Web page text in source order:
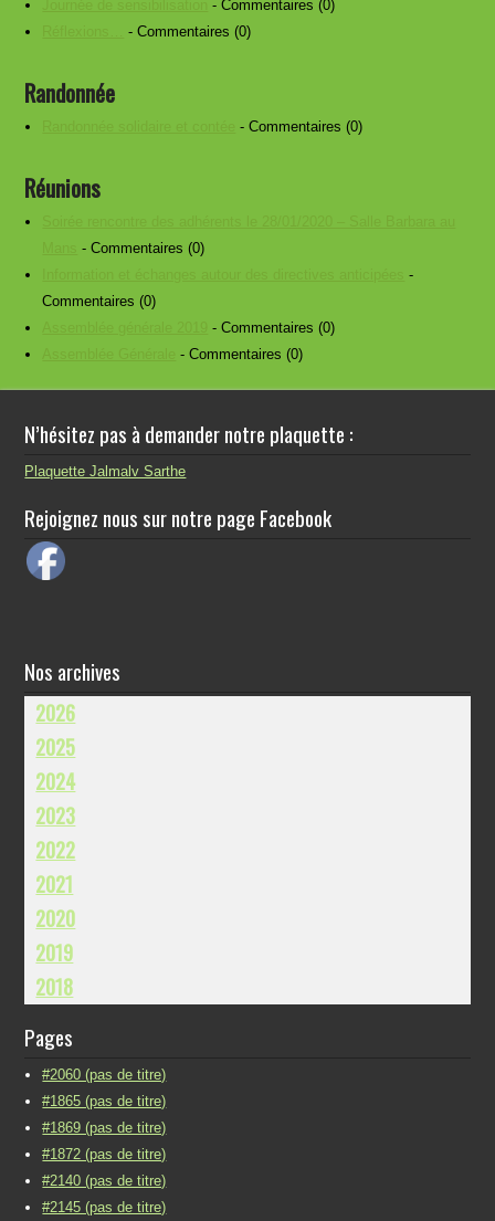
- Commentaires (0)
- Commentaires (0)
Randonnée
- Commentaires (0)
Réunions
- Commentaires (0)
-
Commentaires (0)
- Commentaires (0)
- Commentaires (0)
N’hésitez pas à demander notre plaquette :
Plaquette Jalmalv Sarthe
Rejoignez nous sur notre page Facebook
Nos archives
2026
2025
2024
2023
2022
2021
2020
2019
2018
Pages
#2060 (pas de titre)
#1865 (pas de titre)
#1869 (pas de titre)
#1872 (pas de titre)
#2140 (pas de titre)
#2145 (pas de titre)